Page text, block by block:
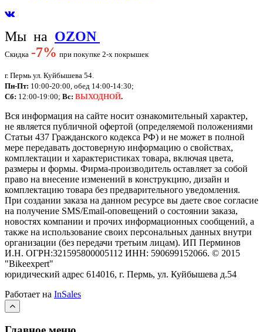
Мы на OZON
Скидка -7% при покупке 2-х покрышек
г. Пермь ул. Куйбышева 54.
Пн-Пт: 10:00-20:00, обед 14:00-14:30;
Сб: 12:00-19:00; Вс: ВЫХОДНОЙ.
Вся информация на сайте носит ознакомительный характер,
не является публичной офертой (определяемой положениями
Статьи 437 Гражданского кодекса РФ) и не может в полной
мере передавать достоверную информацию о свойствах,
комплектации и характеристиках товара, включая цвета,
размеры и формы. Фирма-производитель оставляет за собой
право на внесение изменений в конструкцию, дизайн и
комплектацию товара без предварительного уведомления.
При создании заказа на данном ресурсе вы даете свое согласие
на получение SMS/Email-оповещений о состоянии заказа,
новостях компании и прочих информационных сообщений, а
также на использование своих персональных данных внутри
организации (без передачи третьим лицам). ИП Перминов
И.Н. ОГРН:321595800005112 ИНН: 590699152066. © 2015
"Bikeexpert"
юридический адрес 614016, г. Пермь, ул. Куйбышева д.54
Работает на InSales